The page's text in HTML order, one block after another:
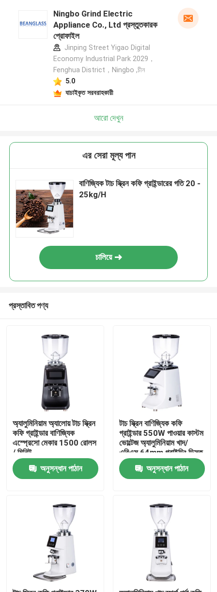
VR প্রদর্শন
Ningbo Grind Electric
Appliance Co., Ltd প্রস্তুতকারক
প্রোফাইল
Jinping Street Yigao Digital
Economy Industrial Park 2029，
Fenghua District，Ningbo ,চীন
5.0
যাচাইকৃত সরবরাহকারী
আরো দেখুন
এর সেরা মূল্য পান
বাণিজ্যিক টাচ স্ক্রিন কফি গ্রাইন্ডারের গতি 20 -
25kg/H
চালিয়ে
প্রস্তাবিত পণ্য
অ্যালুমিনিয়াম অ্যালোয় টাচ স্ক্রিন
কফি গ্রাইন্ডার বাণিজ্যিক
এস্প্রেসো মেকার 1500 রোলস
/ মিনিট
অনুসন্ধান পাঠান
টাচ স্ক্রিন বাণিজ্যিক কফি
গ্রাইন্ডার 550W পাওয়ার কাস্টম
ভোল্টেজ অ্যালুমিনিয়াম খাদ/
এবিএস 64mm গ্রাইন্ডিং ডিস্ক
অনুসন্ধান পাঠান